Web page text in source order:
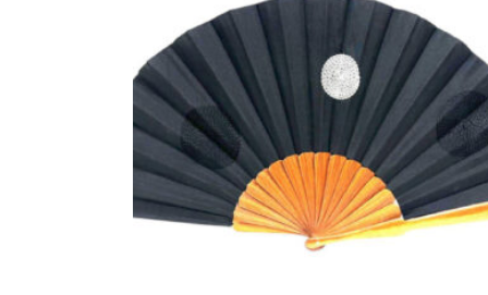
ABANICO ARTESANAL DE
LUNARES BORDADOS EN HILO
MADERA DE BOKAPI
41,20 €